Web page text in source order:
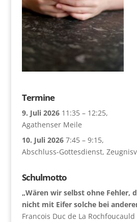
Termine
9. Juli 2026 11:35 – 12:25,
Agathenser Meile
10. Juli 2026 7:45 – 9:15,
Abschluss-Gottesdienst,
Schulmotto
„Wären wir selbst ohne Fehler,
nicht mit Eifer solche bei
Francois Duc de La